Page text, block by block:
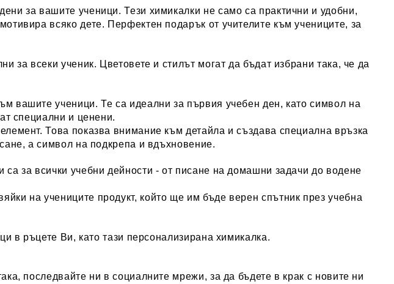
за вашите ученици. Тези химикалки не само са практични и удобни,
всяко дете. Перфектен подарък от учителите към учениците, за
за всеки ученик. Цветовете и стилът могат да бъдат избрани така, че да
вашите ученици. Те са идеални за първия учебен ден, като символ на
специални и ценени.
Това показва внимание към детайла и създава специална връзка
а символ на подкрепа и вдъхновение.
за всички учебни дейности - от писане на домашни задачи до водене
на учениците продукт, който ще им бъде верен спътник през учебна
в ръцете Ви, като тази персонализирана химикалка.
последвайте ни в социалните мрежи, за да бъдете в крак с новите ни